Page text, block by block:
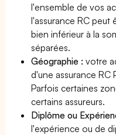
l'ensemble de vos
l'assurance RC peut
bien inférieur à la
séparées.
Géographie :votre
d'une assurance RC
Parfois certaines
certains assureurs.
Diplôme ou
l'expérience ou de